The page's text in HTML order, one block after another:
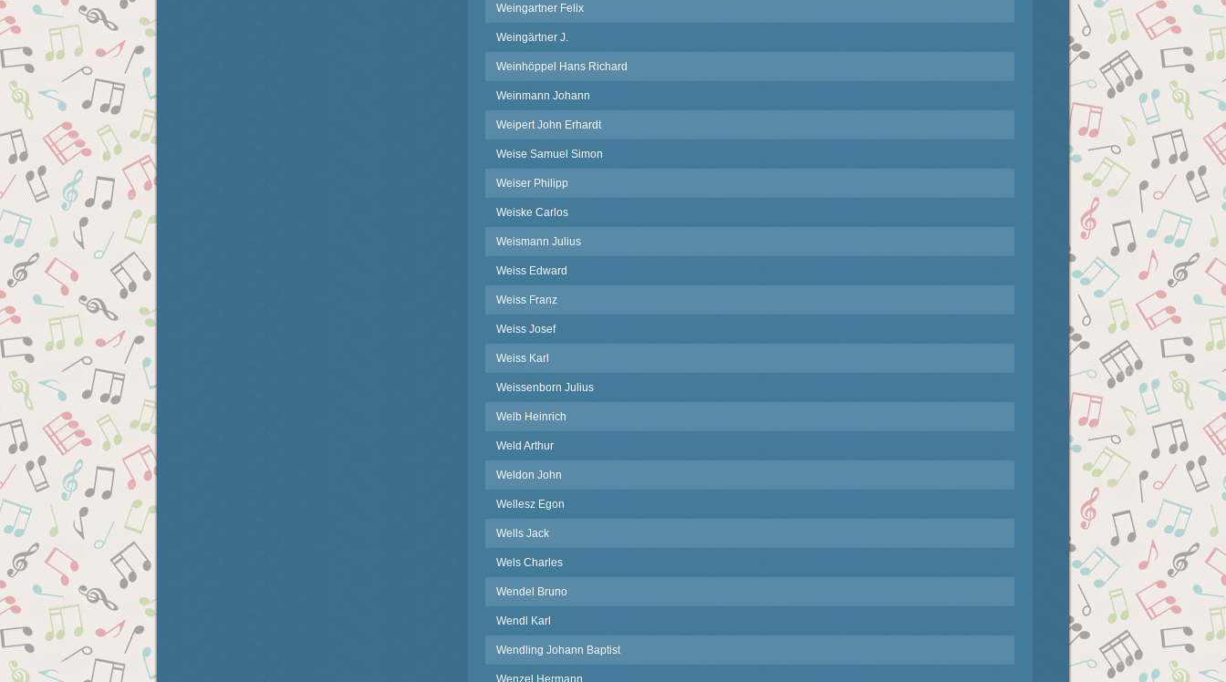
Weingartner Felix
Weingärtner J.
Weinhöppel Hans Richard
Weinmann Johann
Weipert John Erhardt
Weise Samuel Simon
Weiser Philipp
Weiske Carlos
Weismann Julius
Weiss Edward
Weiss Franz
Weiss Josef
Weiss Karl
Weissenborn Julius
Welb Heinrich
Weld Arthur
Weldon John
Wellesz Egon
Wells Jack
Wels Charles
Wendel Bruno
Wendl Karl
Wendling Johann Baptist
Wenzel Hermann